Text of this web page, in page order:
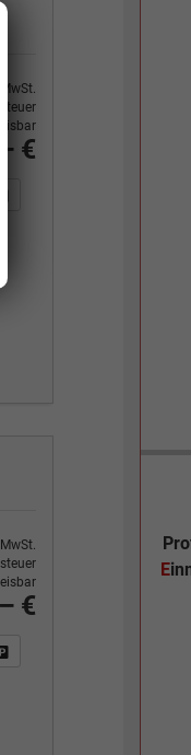
€
Fahrzeug drucken, parken
€
Fahrzeugexposé drucken
Fahrzeug drucken, parken
E